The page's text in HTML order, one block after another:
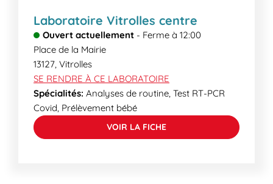
Laboratoire Vitrolles centre
Ouvert actuellement - Ferme à 12:00
Place de la Mairie
13127, Vitrolles
SE RENDRE À CE LABORATOIRE
Spécialités: Analyses de routine, Test RT-PCR
Covid, Prélèvement bébé
VOIR LA FICHE